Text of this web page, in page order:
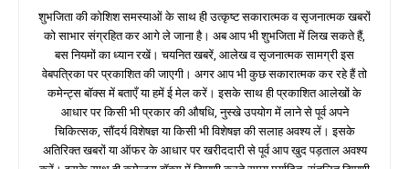
शुभजिता की कोशिश समस्याओं के साथ ही उत्कृष्ट सकारात्मक व सृजनात्मक खबरों
को साभार संग्रहित कर आगे ले जाना है। अब आप भी शुभजिता में लिख सकते हैं,
बस नियमों का ध्यान रखें। चयनित खबरें, आलेख व सृजनात्मक सामग्री इस
वेबपत्रिका पर प्रकाशित की जाएगी। अगर आप भी कुछ सकारात्मक कर रहे हैं तो
कमेन्ट्स बॉक्स में बताएँ या हमें ई मेल करें। इसके साथ ही प्रकाशित आलेखों के
आधार पर किसी भी प्रकार की औषधि, नुस्खे उपयोग में लाने से पूर्व अपने
चिकित्सक, सौंदर्य विशेषज्ञ या किसी भी विशेषज्ञ की सलाह अवश्य लें। इसके
अतिरिक्त खबरों या ऑफर के आधार पर खरीददारी से पूर्व आप खुद पड़ताल अवश्य